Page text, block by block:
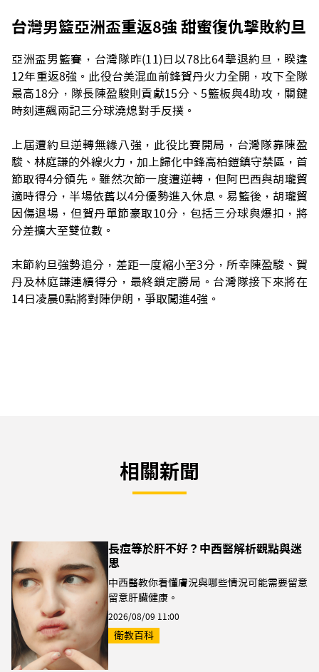
台灣男籃亞洲盃重返8強 甜蜜復仇擊敗約旦
亞洲盃男籃賽，台灣隊昨(11)日以78比64擊退約旦，睽違
12年重返8強。此役台美混血前鋒賀丹火力全開，攻下全隊
最高18分，隊長陳盈駿則貢獻15分、5籃板與4助攻，關鍵
時刻連飆兩記三分球澆熄對手反撲。
上屆遭約旦逆轉無緣八強，此役比賽開局，台灣隊靠陳盈
駿、林庭謙的外線火力，加上歸化中鋒高柏鎧鎮守禁區，首
節取得4分領先。雖然次節一度遭逆轉，但阿巴西與胡瓏貿
適時得分，半場依舊以4分優勢進入休息。易籃後，胡瓏貿
因傷退場，但賀丹單節豪取10分，包括三分球與爆扣，將
分差擴大至雙位數。
末節約旦強勢追分，差距一度縮小至3分，所幸陳盈駿、賀
丹及林庭謙連續得分，最終鎖定勝局。台灣隊接下來將在
14日凌晨0點將對陣伊朗，爭取闖進4強。
相關新聞
長痘等於肝不好？中西醫解析觀點與迷
思
中西醫教你看懂膚況與哪些情況可能需要留意
留意肝臟健康。
2026/08/09 11:00
衛教百科